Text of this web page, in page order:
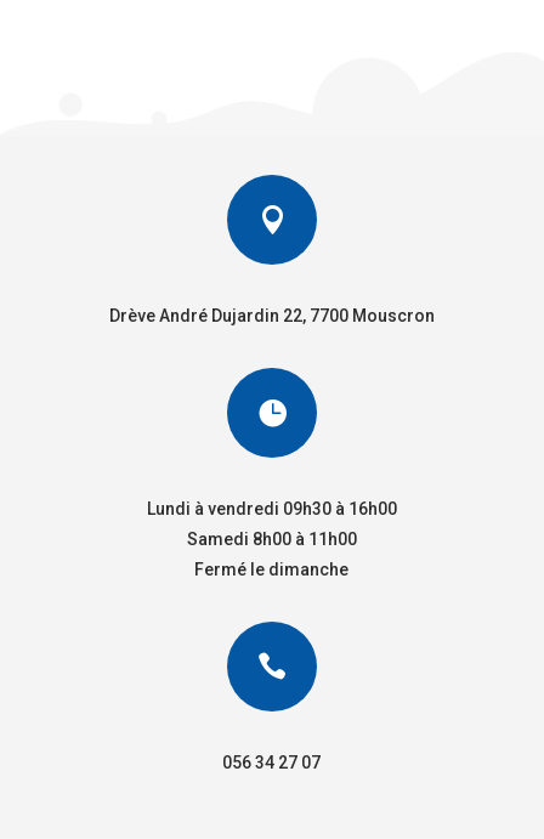

Drève André Dujardin 22, 7700 Mouscron

Lundi à vendredi 09h30 à 16h00
Samedi 8h00 à 11h00
Fermé le dimanche

056 34 27 07